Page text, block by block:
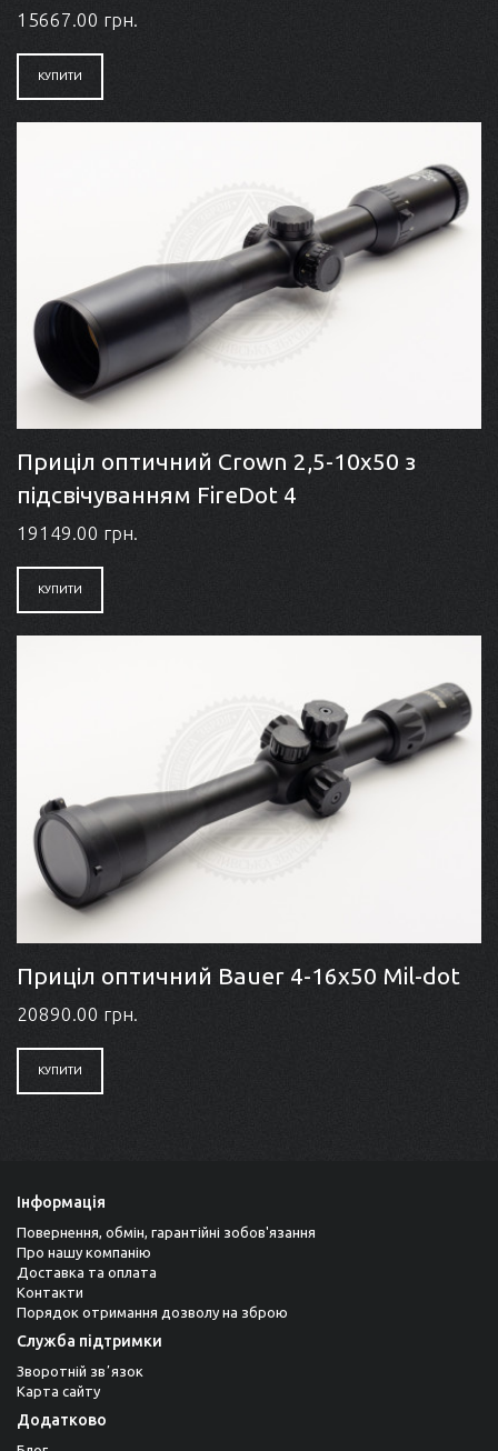
15667.00 грн.
КУПИТИ
Приціл оптичний Crown 2,5-10x50 з
підсвічуванням FireDot 4
19149.00 грн.
КУПИТИ
Приціл оптичний Bauer 4-16x50 Mil-dot
20890.00 грн.
КУПИТИ
Інформація
Повернення, обмін, гарантійні зобов'язання
Про нашу компанію
Доставка та оплата
Контакти
Порядок отримання дозволу на зброю
Служба підтримки
Зворотній звʼязок
Карта сайту
Додатково